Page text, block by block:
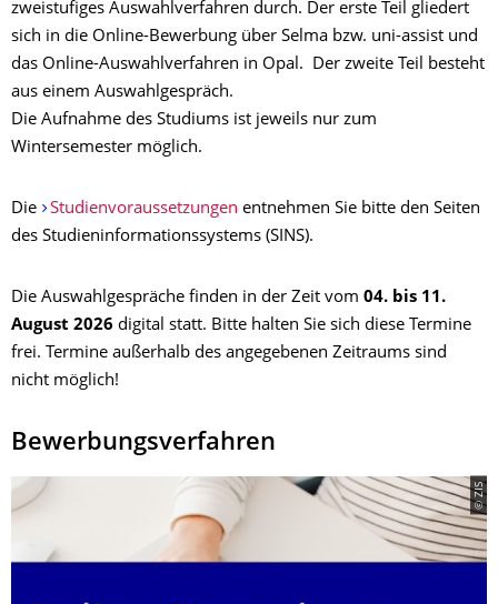
zweistufiges Auswahlverfahren durch. Der erste Teil gliedert
sich in die Online-Bewerbung über Selma bzw. uni-assist und
das Online-Auswahlverfahren in Opal. Der zweite Teil besteht
aus einem Auswahlgespräch.
Die Aufnahme des Studiums ist jeweils nur zum
Wintersemester möglich.
Die Studienvoraussetzungen entnehmen Sie bitte den Seiten
des Studieninformationssystems (SINS).
Die Auswahlgespräche finden in der Zeit vom 04. bis 11.
August 2026 digital statt. Bitte halten Sie sich diese Termine
frei. Termine außerhalb des angegebenen Zeitraums sind
nicht möglich!
Bewerbungsverfahren
© ZIS